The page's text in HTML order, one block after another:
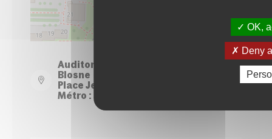
contributors
Auditorium du Conservatoire - Site
Blosne
Place Jean Normand - Rennes
Métro : Station Le Blosne
OK,
Deny